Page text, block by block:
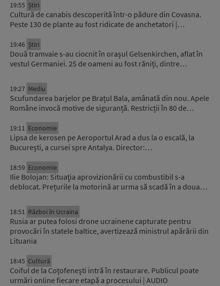
19:55 Știri
Cultură de canabis descoperită într-o pădure din Covasna.
Peste 130 de plante au fost ridicate de anchetatori |…
19:46 Știri
Două tramvaie s-au ciocnit în orașul Gelsenkirchen, aflat în
vestul Germaniei. 25 de oameni au fost răniți, dintre…
19:27 Mediu
Scufundarea barjelor pe Brațul Bala, amânată din nou. Apele
Române invocă motive de siguranță. Restricții în 80 de…
19:11 Economie
Lipsa de kerosen pe Aeroportul Arad a dus la o escală, la
București, a cursei spre Antalya. Director:…
18:59 Economie
Ilie Bolojan: Situaţia aprovizionării cu combustibil s-a
deblocat. Prețurile la motorină ar urma să scadă în a doua…
18:51 Război în Ucraina
Rusia ar putea folosi drone ucrainene capturate pentru
provocări în statele baltice, avertizează ministrul apărării din
Lituania
18:45 Cultură
Coiful de la Coțofenești intră în restaurare. Publicul poate
urmări online fiecare etapă a procesului | AUDIO